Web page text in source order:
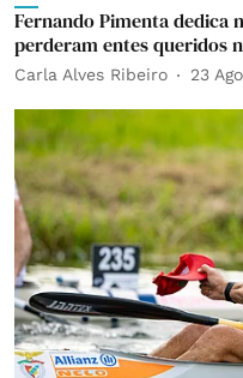
Fernando Pimenta dedica
perderam entes queridos
Carla Alves Ribeiro 23